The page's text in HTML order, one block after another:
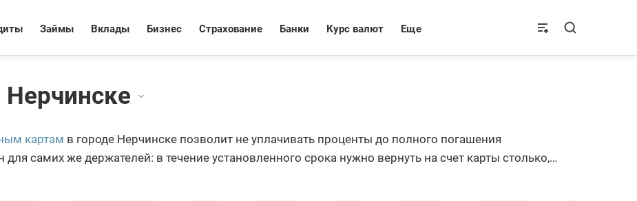
Займы Вклады Бизнес Страхование Банки Курс валют Еще
картам в городе Нерчинске позволит не уплачивать проценты до полного погашения
самих же держателей: в течение установленного срока нужно вернуть на счет карты столько,
научился пользоваться грейс-периодом, значительно экономят на общих расходах по своим картам.
банковских продуктов.